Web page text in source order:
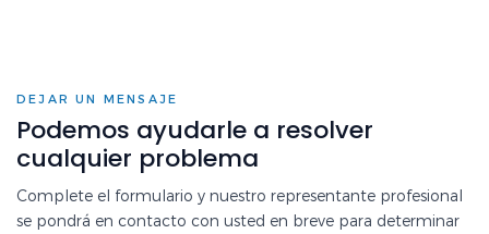
DEJAR UN MENSAJE
Podemos ayudarle a resolver
cualquier problema
Complete el formulario y nuestro representante profesional
se pondrá en contacto con usted en breve para determinar